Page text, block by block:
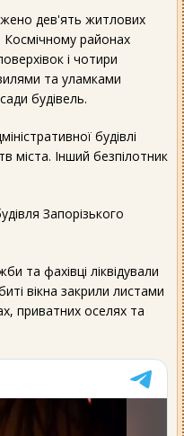
дев'ять житлових
Космічному районах
і чотири
та уламками
будівель.
будівлі
міста. Інший безпілотник
Запорізького
та фахівці ліквідували
вікна закрили листами
приватних оселях та